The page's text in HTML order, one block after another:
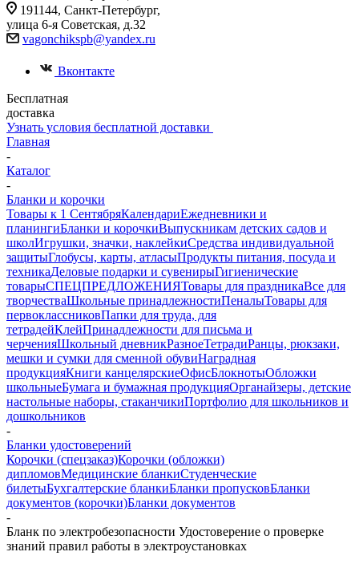
191144, Санкт-Петербург,
улица 6-я Советская, д.32
vagonchikspb@yandex.ru
Вконтакте
Бесплатная
доставка
Узнать условия бесплатной доставки
Главная
-
Каталог
-
Бланки и корочки
Товары к 1 СентябряКалендариЕжедневники и
планингиБланки и корочкиВыпускникам детских садов и
школИгрушки, значки, наклейкиСредства индивидуальной
защитыГлобусы, карты, атласыПродукты питания, посуда и
техникаДеловые подарки и сувенирыГигиенические
товарыСПЕЦПРЕДЛОЖЕНИЯТовары для праздникаВсе для
творчестваШкольные принадлежностиПеналыТовары для
первоклассниковПапки для труда, для
тетрадейКлейПринадлежности для письма и
черченияШкольный дневникРазноеТетрадиРанцы, рюкзаки,
мешки и сумки для сменной обувиНаградная
продукцияКниги канцелярскиеОфисБлокнотыОбложки
школьныеБумага и бумажная продукцияОрганайзеры, детские
настольные наборы, стаканчикиПортфолио для школьников и
дошкольников
-
Бланки удостоверений
Корочки (спецзаказ)Корочки (обложки)
дипломовМедицинские бланкиСтуденческие
билетыБухгалтерские бланкиБланки пропусковБланки
документов (корочки)Бланки документов
-
Бланк по электробезопасности Удостоверение о проверке
знаний правил работы в электроустановках